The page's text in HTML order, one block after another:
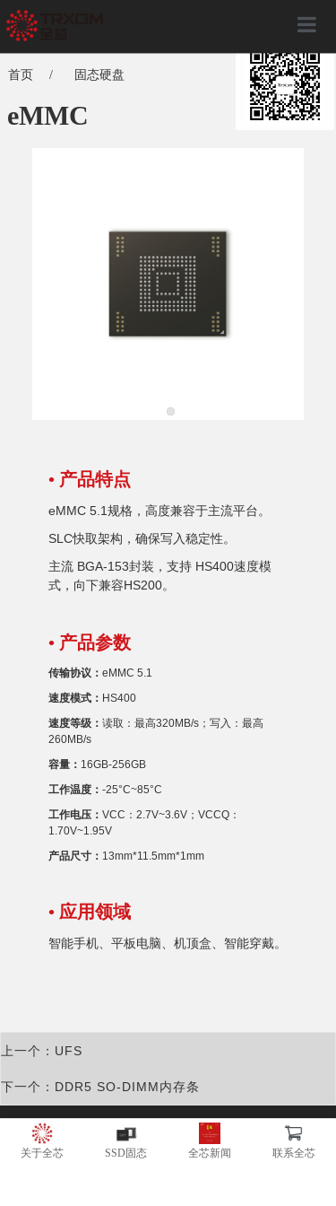
固态硬盘
首页 /
• 产品特点
eMMC 5.1规格，高度兼容于主流平台。
SLC快取架构，确保写入稳定性。
主流 BGA-153封装，支持 HS400速度模
式，向下兼容HS200。
• 产品参数
传输协议： eMMC 5.1
速度模式： HS400
速度等级： 读取：最高320MB/s；写入：最高
260MB/s
容量： 16GB-256GB
工作温度： -25°C~85°C
工作电压： VCC：2.7V~3.6V； VCCQ：
1.70V~1.95V
产品尺寸： 13mm*11.5mm*1mm
• 应用领域
智能手机、平板电脑、机顶盒、智能穿戴。
eMMC
上一个：UFS
下一个：DDR5 SO-DIMM内存条
广东全芯半导体有限公司
地址：广东省东莞市松山湖高新开发区南山路一号中集智谷4号楼C户
关于全芯 SSD固态 全芯新闻 联系全芯